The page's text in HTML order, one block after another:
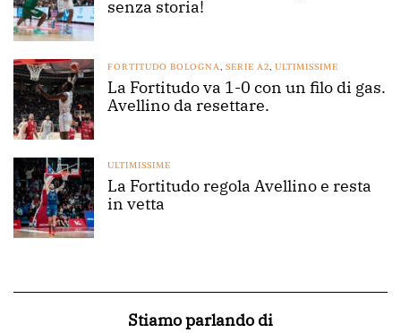
senza storia!
FORTITUDO BOLOGNA SERIE A2 ULTIMISSIME
La Fortitudo va 1-0 con un filo di gas.
Avellino da resettare.
ULTIMISSIME
La Fortitudo regola Avellino e resta
in vetta
Stiamo parlando di